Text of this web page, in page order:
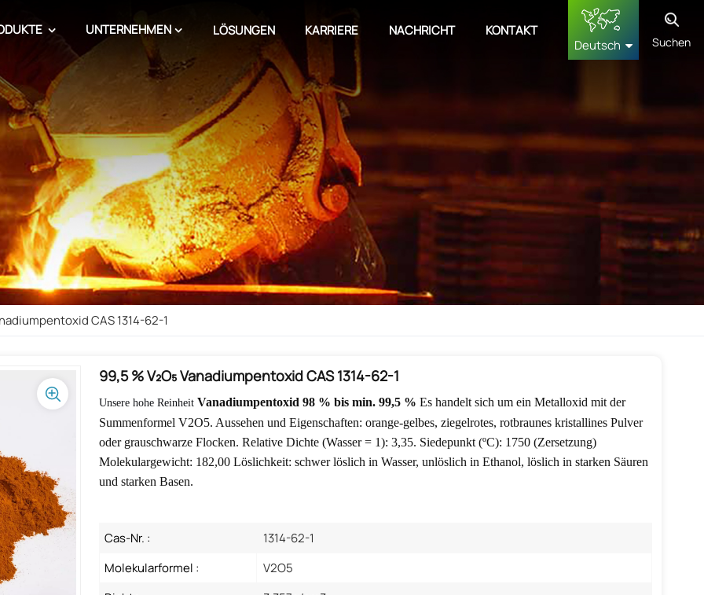
UNTERNEHMEN LÖSUNGEN KARRIERE NACHRICHT
KONTAKT
Deutsch
français
Deutsch
русский
Suchen
CAS 1314-62-1
99,5 % V₂O₅ Vanadiumpentoxid CAS 1314-62-1
Unsere hohe Reinheit Vanadiumpentoxid 98 % bis min. 99,5 % Es handelt sich um ein Metalloxid mit der
Summenformel V2O5. Aussehen und Eigenschaften: orange-gelbes, ziegelrotes, rotbraunes kristallines Pulver
oder grauschwarze Flocken. Relative Dichte (Wasser = 1): 3,35. Siedepunkt (ºC): 1750 (Zersetzung)
Molekulargewicht: 182,00 Löslichkeit: schwer löslich in Wasser, unlöslich in Ethanol, löslich in starken Säuren
und starken Basen.
Cas-Nr. :
1314-62-1
Molekularformel :
V2O5